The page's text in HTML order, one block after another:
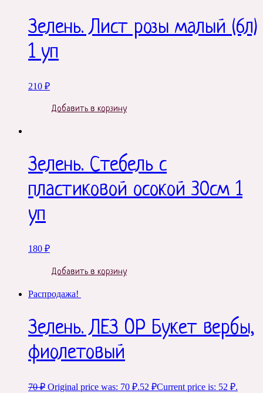
Зелень. Лист розы малый (6л)
1 уп
210 ₽
Добавить в корзину
Зелень. Стебель с
пластиковой осокой 30см 1
уп
180 ₽
Добавить в корзину
Распродажа!
Зелень. ЛЕЗ ОР Букет вербы,
фиолетовый
70₽ Original price was: 70 ₽.52 ₽Current price is: 52 ₽.